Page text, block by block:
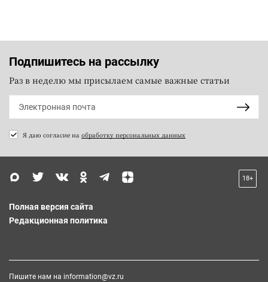
Подпишитесь на рассылку
Раз в неделю мы присылаем самые важные статьи
Я даю согласие на обработку персональных данных
18+
Полная версия сайта
Редакционная политика
Пишите нам на information@vz.ru